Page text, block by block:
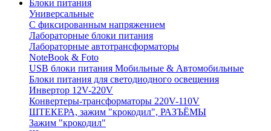
Блоки питания
Универсальные
C фиксированным напряжением
Лабораторные блоки питания
Лабораторные автотрансформаторы
NoteBook & Foto
USB блоки питания Мобильные & Автомобильные
Блоки питания для светодиодного освещения
Инвертор 12V-220V
Конвертеры-трансформаторы 220V-110V
ШТЕКЕРА, зажим "крокодил", РАЗЪЁМЫ
Зажим "крокодил"